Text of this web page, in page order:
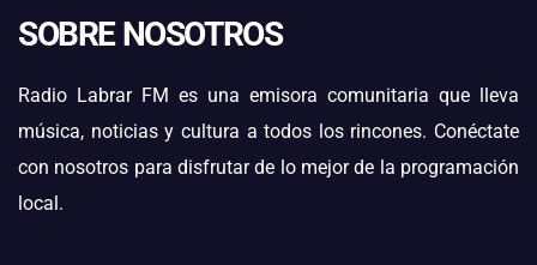
SOBRE NOSOTROS
Radio Labrar FM es una emisora comunitaria que lleva
música, noticias y cultura a todos los rincones. Conéctate
con nosotros para disfrutar de lo mejor de la programación
local.